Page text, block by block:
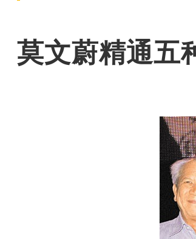
莫文蔚精通五